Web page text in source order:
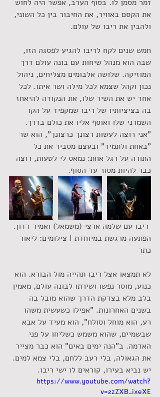
זמר מסמן לו. בסוף הערב, אפשר היה לחוש
את הקסם באוויר, את החיבור בין כל השוני,
ולהבין את ריבו של עולם.
חמש שנים לקח לריבו להגיע לפסגה הזו,
שבה הוא מנהל שיחות עם בונה עולם דרך
המוזיקה. שלושה אלבומים מצליחים, ניהול
נכון וקהל שצמא לכל מילה ושר איתו. לכל
אחד יש את השיר שלו, את הנקודה להיאחז
בה בציציותיו של ריבו שמקפיד על הקו
השמרני שלו ואוסף אליו את כולם בדרך.
"אני רוצה לעשות רצונך כרצונך", הוא שר
"באחת ולתמיד" ובעצם מסביר את כל
התורה על רגל אחת: נמאס לי לטעות, רוצה
כבר להיות מסור עד הסוף.
ריבו עם שלמה ארצי (משמאל) ואמיר דדון.
הפתעה מרגשת במיוחדת | צילומים: ליאור
כתר
לא תמצאו אצל ריבו תהייה מול הבורא. הוא
כנוע, מוסר נפשו ושירתו לבונה עולם, מאמין
בלב מלא בצדקת הדרך שהוא מובל בה
בשנים האחרונות. "אפילו כשעשית משהו
רע, הוא מוחל וסולח", הוא מעיד על אבא
שבשמיים, שהוא משמש כשליחו על פני
האדמה. ב"הנה ימים באים" הוא כבר מצייר
את הגאולה, בלי רעב ללחם, בלי צמא למים.
יש נביא בעירו, קוראים לו ישי ריבו.
https://www.youtube.com/watch?
v=2zZXB_ixeXE